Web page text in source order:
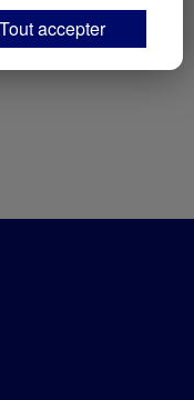
techniquesseront
sur "Tout accepter",
Tout accepter